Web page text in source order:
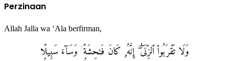
Perzinaan
Allah Jalla wa ‘Ala berfirman,
وَلَا تَقْرَبُوا۟ ٱلزِّنَىٰٓ ۖ إِنَّهُۥ كَانَ فَـٰحِشَةًۭ ۛ وَسَآءَ سَبِيلًۭا